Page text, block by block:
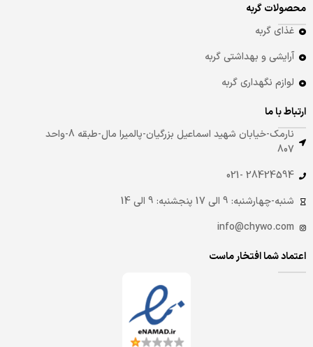
محصولات گربه
غذای گربه
آرایشی و بهداشتی گربه
لوازم نگهداری گربه
ارتباط با ما
نارمک-خیابان شهید اسماعیل بزرگیان-پالمیرا مال-طبقه 8-واحد
807
28424594 -021
شنبه-چهارشنبه: 9 الی 17 پنجشنبه: 9 الی 14
info@chywo.com
اعتماد شما افتخار ماست